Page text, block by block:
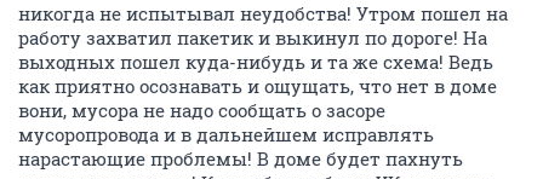
заварили в другом по понятным причинам!
Мусоропровод также был за отдельной дверью
далеко от квартир и была УК с персоналом, которые
находились у нас, всегда все во время! В начале
разговоры были те же (что за бред? я заплатил,
значит буду пользоваться, что я с последнего этажа
должен мусор нести и т.д.)! Уважаемые соседи!